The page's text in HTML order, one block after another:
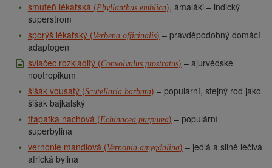
smuteň lékařská (Phyllanthus emblica), ámaláki – indický
superstrom
sporýš lékařský (Verbena officinalis) – pravděpodobný domácí
adaptogen
svlačec rozkladitý (Convolvulus prostratus) – ajurvédské
nootropikum
šišák vousatý (Scutellaria barbata) – populární, stejný rod jako
šišák bajkalský
třapatka nachová (Echinacea purpurea) – populární
superbylina
vernonie mandlová (Vernonia amygdalina) – jedlá a silně léčivá
africká bylina